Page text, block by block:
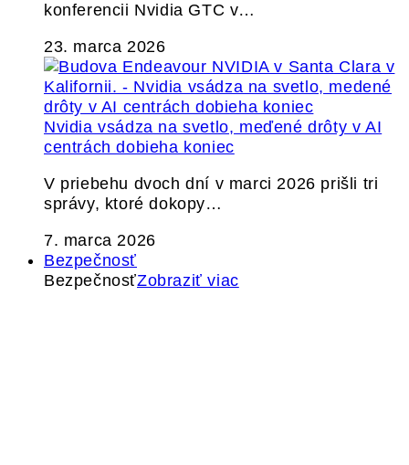
konferencii Nvidia GTC v…
23. marca 2026
Nvidia vsádza na svetlo, meďené drôty v AI
centrách dobieha koniec
V priebehu dvoch dní v marci 2026 prišli tri
správy, ktoré dokopy…
7. marca 2026
Bezpečnosť
BezpečnosťZobraziť viac